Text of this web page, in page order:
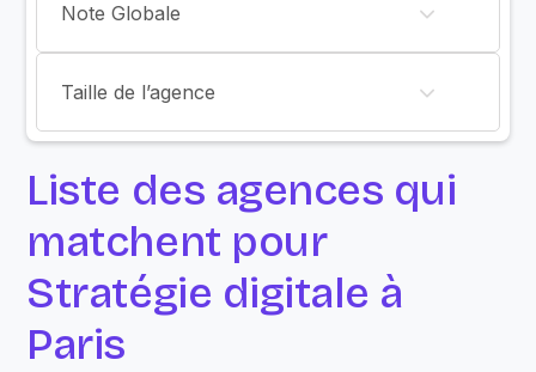
Note Globale
Taille de l’agence
Liste des agences qui
matchent pour
Stratégie digitale à
Paris